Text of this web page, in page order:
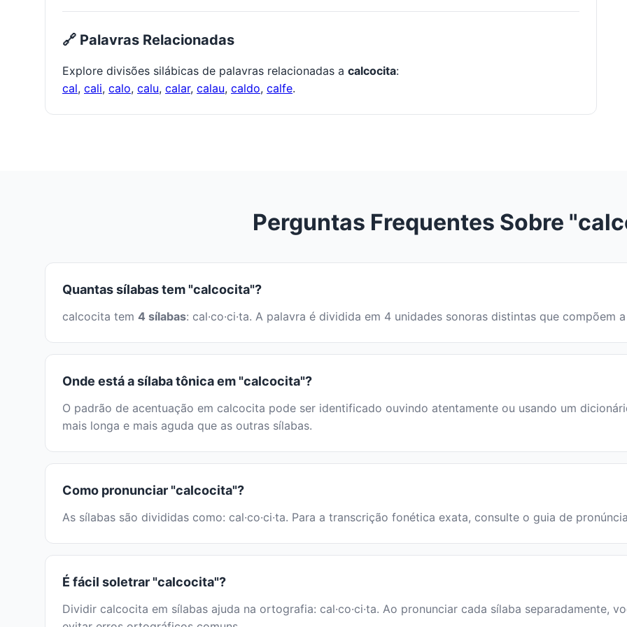
🔗 Palavras Relacionadas
Explore divisões silábicas de palavras relacionadas a calcocita:
cal, cali, calo, calu, calar, calau, caldo, calfe.
Perguntas Frequentes Sobre
Quantas sílabas tem "calcocita"?
calcocita tem 4 sílabas: cal·co·ci·ta. A palavra é dividida em 4 unidades sonoras distintas que compõem
Onde está a sílaba tônica em "calcocita"?
O padrão de acentuação em calcocita pode ser identificado ouvindo atentamente ou usando um
mais longa e mais aguda que as outras sílabas.
Como pronunciar "calcocita"?
As sílabas são divididas como: cal·co·ci·ta. Para a transcrição fonética exata, consulte o guia de
É fácil soletrar "calcocita"?
Dividir calcocita em sílabas ajuda na ortografia: cal·co·ci·ta. Ao pronunciar cada sílaba separadamente,